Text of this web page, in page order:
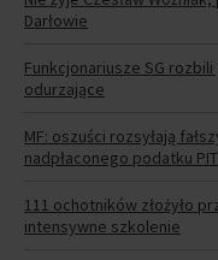
Darłowie
Funkcjonariusze SG
odurzające
MF: oszuści rozsyłają
nadpłaconego podatku PIT
111 ochotników złożyło
intensywne szkolenie